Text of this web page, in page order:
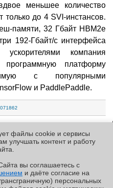
✖
меньшее количество
только до 4 SVI-инстансов.
памяти, 32 Гбайт HBM2e
192-Гбайт/с интерфейса
компания
программную платформу
с популярными
и PaddlePaddle.
новости »
файлы cookie и сервисы
улучшать контент и работу
вы соглашаетесь с
и даёте согласие на
персональных